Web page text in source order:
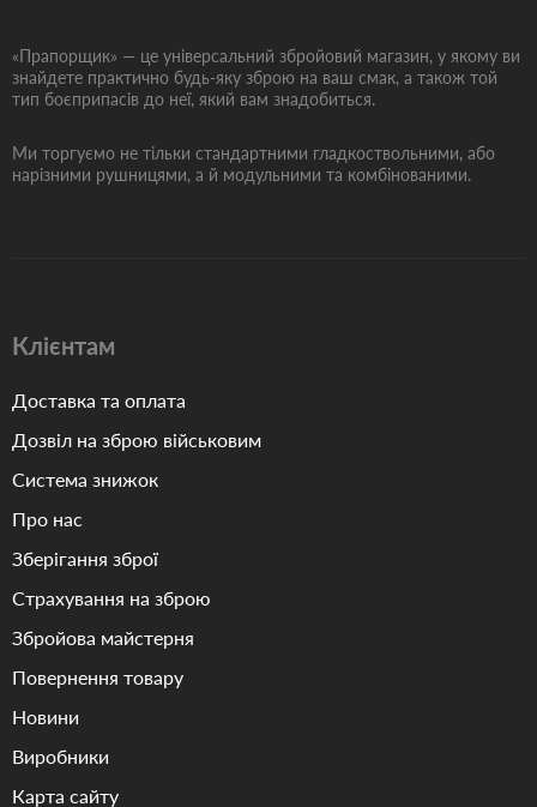
«Прапорщик» — це універсальний збройовий магазин, у якому ви
знайдете практично будь-яку зброю на ваш смак, а також той
тип боєприпасів до неї, який вам знадобиться.
Ми торгуємо не тільки стандартними гладкоствольними, або
нарізними рушницями, а й модульними та комбінованими.
Клієнтам
Доставка та оплата
Дозвіл на зброю військовим
Система знижок
Про нас
Зберігання зброї
Страхування на зброю
Збройова майстерня
Повернення товару
Новини
Виробники
Карта сайту